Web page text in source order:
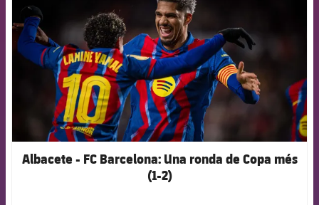
Albacete - FC Barcelona: Una ronda de Copa més
(1-2)